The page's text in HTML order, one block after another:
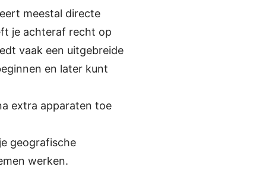
meestal directe
je achteraf recht op
vaak een uitgebreide
en later kunt
extra apparaten toe
geografische
werken.